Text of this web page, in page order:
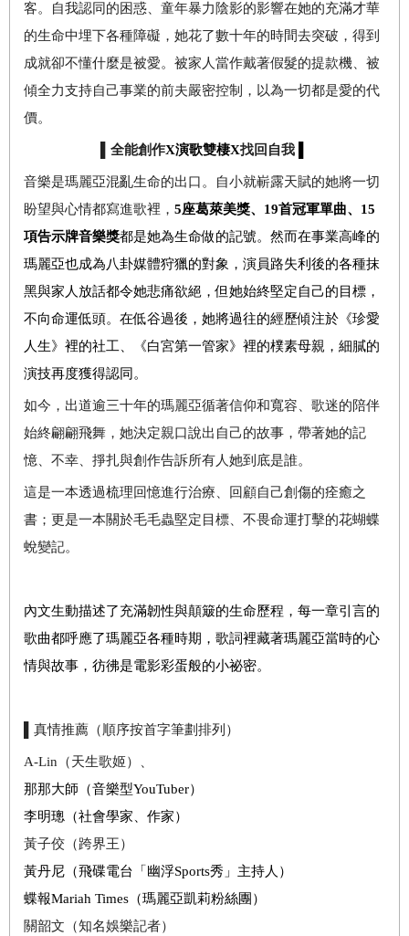
客。自我認同的困惑、童年暴力陰影的影響在她的充滿才華
的生命中埋下各種障礙，她花了數十年的時間去突破，得到
成就卻不懂什麼是被愛。被家人當作戴著假髮的提款機、被
傾全力支持自己事業的前夫嚴密控制，以為一切都是愛的代
價。
▌全能創作X演歌雙棲X找回自我
音樂是瑪麗亞混亂生命的出口。自小就嶄露天賦的她將一切
盼望與心情都寫進歌裡， 5座葛萊美獎、 19首冠軍單曲、 15
項告示牌音樂獎都是她為生命做的記號。然而在事業高峰的
瑪麗亞也成為八卦媒體狩獵的對象，演員路失利後的各種抹
黑與家人放話都令她悲痛欲絕，但她始終堅定自己的目標，
不向命運低頭。在低谷過後，她將過往的經歷傾注於《珍愛
人生》裡的社工、《白宮第一管家》裡的樸素母親，細膩的
演技再度獲得認同。
如今，出道逾三十年的瑪麗亞循著信仰和寬容、歌迷的陪伴
始終翩翩飛舞，她決定親口說出自己的故事，帶著她的記
憶、不幸、掙扎與創作告訴所有人她到底是誰。
這是一本透過梳理回憶進行治療、回顧自己創傷的痊癒之
書；更是一本關於毛毛蟲堅定目標、不畏命運打擊的花蝴蝶
蛻變記。
內文生動描述了充滿韌性與顛簸的生命歷程，每一章引言的
歌曲都呼應了瑪麗亞各種時期，歌詞裡藏著瑪麗亞當時的心
情與故事，彷彿是電影彩蛋般的小祕密。
真情推薦（順序按首字筆劃排列）
A-Lin （天生歌姬）、
那那大師（音樂型YouTuber）
李明璁（社會學家、作家）
黃子佼（跨界王）
黃丹尼（飛碟電台「幽浮Sports秀」主持人）
蝶報Mariah Times（瑪麗亞凱莉粉絲團）
關韶文（知名娛樂記者）